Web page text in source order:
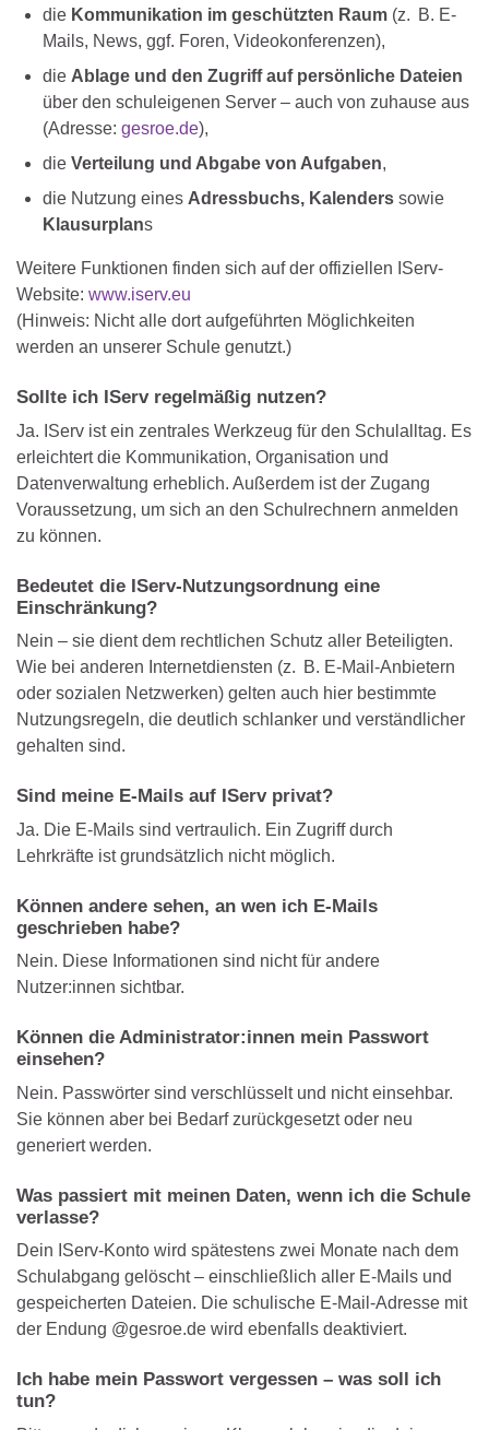
die Kommunikation im geschützten Raum (z. B. E-
Mails, News, ggf. Foren, Videokonferenzen),
die Ablage und den Zugriff auf persönliche Dateien
über den schuleigenen Server – auch von zuhause aus
(Adresse: gesroe.de),
die Verteilung und Abgabe von Aufgaben,
die Nutzung eines Adressbuchs, Kalenders sowie
Klausurplans
Weitere Funktionen finden sich auf der offiziellen IServ-
Website: www.iserv.eu
(Hinweis: Nicht alle dort aufgeführten Möglichkeiten
werden an unserer Schule genutzt.)
Sollte ich IServ regelmäßig nutzen?
Ja. IServ ist ein zentrales Werkzeug für den Schulalltag. Es
erleichtert die Kommunikation, Organisation und
Datenverwaltung erheblich. Außerdem ist der Zugang
Voraussetzung, um sich an den Schulrechnern anmelden
zu können.
Bedeutet die IServ-Nutzungsordnung eine
Einschränkung?
Nein – sie dient dem rechtlichen Schutz aller Beteiligten.
Wie bei anderen Internetdiensten (z. B. E-Mail-Anbietern
oder sozialen Netzwerken) gelten auch hier bestimmte
Nutzungsregeln, die deutlich schlanker und verständlicher
gehalten sind.
Sind meine E-Mails auf IServ privat?
Ja. Die E-Mails sind vertraulich. Ein Zugriff durch
Lehrkräfte ist grundsätzlich nicht möglich.
Können andere sehen, an wen ich E-Mails
geschrieben habe?
Nein. Diese Informationen sind nicht für andere
Nutzer:innen sichtbar.
Können die Administrator:innen mein Passwort
einsehen?
Nein. Passwörter sind verschlüsselt und nicht einsehbar.
Sie können aber bei Bedarf zurückgesetzt oder neu
generiert werden.
Was passiert mit meinen Daten, wenn ich die Schule
verlasse?
Dein IServ-Konto wird spätestens zwei Monate nach dem
Schulabgang gelöscht – einschließlich aller E-Mails und
gespeicherten Dateien. Die schulische E-Mail-Adresse mit
der Endung @gesroe.de wird ebenfalls deaktiviert.
Ich habe mein Passwort vergessen – was soll ich
tun?